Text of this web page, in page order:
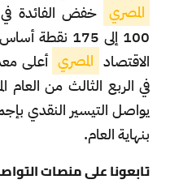
المصري خفض الفائدة في
100 إلى 175
الاقتصاد المصري
بنهاية العام.
تابعونا على منصات